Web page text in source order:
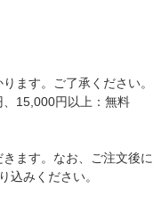
ます。ご了承ください。
15,000円以上：無料
ます。なお、ご注文後に
込みください。